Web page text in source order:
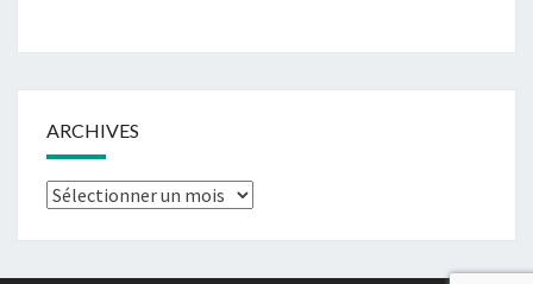
ARCHIVES
Archives